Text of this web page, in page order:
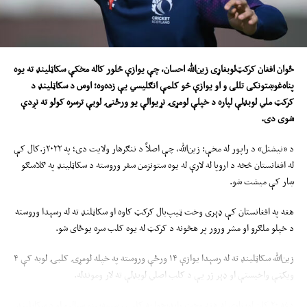
ځوانافغان کرکټ‌لوبغاړی زین‌الله احسان،چې یوازې څلور کالهمخکېسکاټلینډ ته یوه
پناهغوښتونکیتللی و او یوازې څوکلمېانګلیسيیېزدهوه؛اوس د سکاټلینډ د
کرکټ ملي لوبډلې لپاره د خپلې لومړۍ نړیوالې یو ورځنۍ لوبې ترسره کولو ته نږدې
شوی دی.
د «نیشنل» د راپور له مخې: زین‌الله، چې اصلاً د ننګرهار ولایت دی؛ په ۲۰۲۲ز.کال کې
له افغانستان څخه د اروپا له لارې له یوه ستونزمن سفر وروسته د سکاټلینډ په ګلاسګو
ښار کې میشت شو.
هغه په افغانستان کې ډېری وخت ټیپ‌بال کرکټ کاوه او سکاټلنډ ته له رسېدا وروسته
د خپلو ملګرو او مشر ورور پر هڅونه د کرکټ له یوه کلب سره یوځای شو.
زین‌الله سکاټلینډ ته له رسېدا یوازې ۱۴ ورځې وروسته په خپله لومړۍ کلبۍ لوبه کې ۴
ویکټې واخیستې او ډېر ژر یې د کلب اصلي لوبډلې ته لار وموندله.